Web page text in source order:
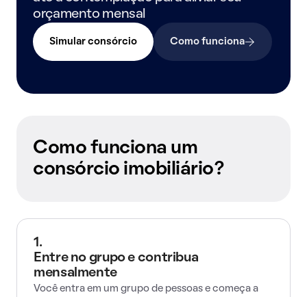
orçamento mensal
Simular consórcio Como funciona
Como funciona um
consórcio imobiliário?
1.
Entre no grupo e contribua
mensalmente
Você entra em um grupo de pessoas e começa a